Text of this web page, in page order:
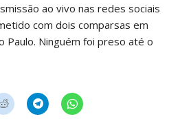
ao vivo nas redes sociais
com dois comparsas em
Paulo. Ninguém foi preso até o
Clique
para
Clique
para
Clique
para